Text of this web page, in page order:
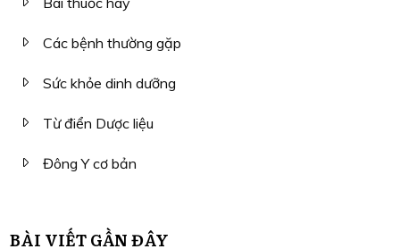
Các bệnh thường gặp
Sức khỏe dinh dưỡng
Từ điển Dược liệu
Đông Y cơ bản
BÀI VIẾT GẦN ĐÂY